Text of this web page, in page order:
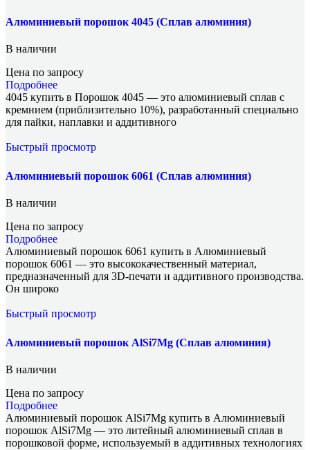
Алюминиевый порошок 4045 (Сплав алюминия)
В наличии
Цена по запросу
Подробнее
4045 купить в Порошок 4045 — это алюминиевый сплав с
кремнием (приблизительно 10%), разработанный специально
для пайки, наплавки и аддитивного
Быстрый просмотр
Алюминиевый порошок 6061 (Сплав алюминия)
В наличии
Цена по запросу
Подробнее
Алюминиевый порошок 6061 купить в Алюминиевый
порошок 6061 — это высококачественный материал,
предназначенный для 3D-печати и аддитивного производства.
Он широко
Быстрый просмотр
Алюминиевый порошок AlSi7Mg (Сплав алюминия)
В наличии
Цена по запросу
Подробнее
Алюминиевый порошок AlSi7Mg купить в Алюминиевый
порошок AlSi7Mg — это литейный алюминиевый сплав в
порошковой форме, используемый в аддитивных технологиях